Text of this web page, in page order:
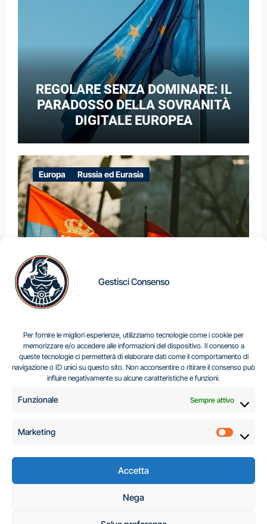
Gestisci Consenso
Per fornire le migliori esperienze, utilizziamo tecnologie come i cookie per
memorizzare e/o accedere alle informazioni del dispositivo. Il consenso a
queste tecnologie ci permetterà di elaborare dati come il comportamento di
navigazione o ID unici su questo sito. Non acconsentire o ritirare il consenso può
influire negativamente su alcune caratteristiche e funzioni.
Funzionale Sempre attivo
Marketing
Accetta
Nega
REGOLARE SENZA DOMINARE: IL
PARADOSSO DELLA SOVRANITÀ
DIGITALE EUROPEA
Europa Russia ed Eurasia
Centro Analisi e Studi Italus © Tutti i diritti riservati
C.A.S.I. – Centro
Analisi e Studi Italus